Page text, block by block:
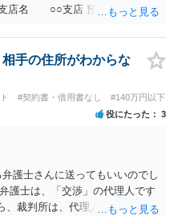
店名 ○○支店 預金種別 普通
金する意思がないものと判断
れに対する遅延損害金の支払い
な法的手続を直ちに講じま
あらかじめ申し添えます。 本件
って生じた返還義務の履行を
先との取引関係や返金時期など
生や履行時期には何ら影響を
、本件の解決を不必要に遅延さ
返金手続を履行されるよう、強
手の住所がわからな
#契約書・借用書なし #140万円以下
役にたった 3
護士さんに送ってもいいのでし
護士は、「交渉」の代理人です
、裁判所は、代理人宛ての訴状